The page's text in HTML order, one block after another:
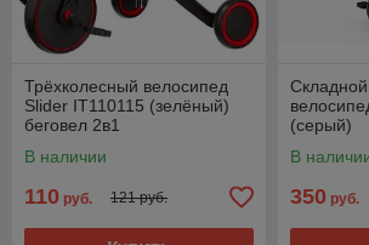
Трёхколесный велосипед
Slider IT110115 (зелёный)
беговел 2в1
В наличии
110 руб. 121 руб.
(серый)
В
350 руб.